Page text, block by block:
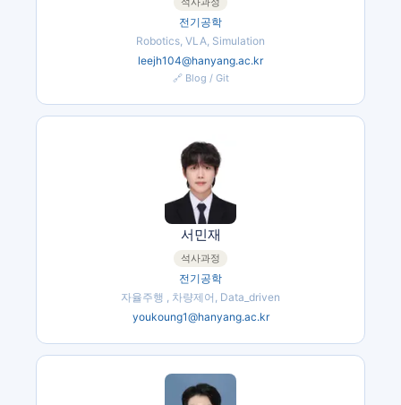
전기공학
Robotics, VLA, Simulation
leejh104@hanyang.ac.kr
🔗 Blog / Git
서민재
석사과정
전기공학
자율주행 , 차량제어, Data_driven
youkoung1@hanyang.ac.kr